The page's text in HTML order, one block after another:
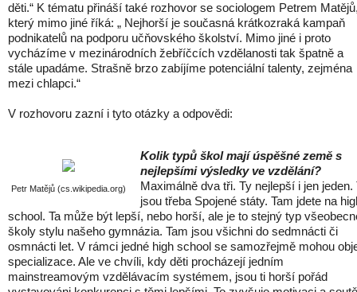
děti.“ K tématu přináší také rozhovor se sociologem Petrem
který mimo jiné říká: „ Nejhorší je současná krátkozraká kampaň
podnikatelů na podporu učňovského školství. Mimo jiné i proto
vycházíme v mezinárodních žebříčcích vzdělanosti tak špatně a
stále upadáme. Strašně brzo zabíjíme potenciální talenty, zejména
mezi chlapci.“
V rozhovoru zazní i tyto otázky a odpovědi:
Petr Matějů (cs.wikipedia.org)
Kolik typů škol mají úspěšné země s
nejlepšími výsledky ve vzdělání?
Maximálně dva tři. Ty nejlepší i jen jeden.
jsou třeba Spojené státy. Tam jdete na
school. Ta může být lepší, nebo horší, ale je to stejný typ
školy stylu našeho gymnázia. Tam jsou všichni do sedmnácti či
osmnácti let. V rámci jedné high school se samozřejmě mohou
specializace. Ale ve chvíli, kdy děti procházejí jedním
mainstreamovým vzdělávacím systémem, jsou ti horší pořád